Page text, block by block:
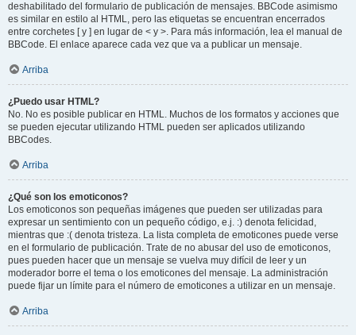
deshabilitado del formulario de publicación de mensajes. BBCode asimismo
es similar en estilo al HTML, pero las etiquetas se encuentran encerrados
entre corchetes [ y ] en lugar de < y >. Para más información, lea el manual de
BBCode. El enlace aparece cada vez que va a publicar un mensaje.
Arriba
¿Puedo usar HTML?
No. No es posible publicar en HTML. Muchos de los formatos y acciones que
se pueden ejecutar utilizando HTML pueden ser aplicados utilizando
BBCodes.
Arriba
¿Qué son los emoticonos?
Los emoticonos son pequeñas imágenes que pueden ser utilizadas para
expresar un sentimiento con un pequeño código, e.j. :) denota felicidad,
mientras que :( denota tristeza. La lista completa de emoticones puede verse
en el formulario de publicación. Trate de no abusar del uso de emoticonos,
pues pueden hacer que un mensaje se vuelva muy difícil de leer y un
moderador borre el tema o los emoticones del mensaje. La administración
puede fijar un límite para el número de emoticones a utilizar en un mensaje.
Arriba